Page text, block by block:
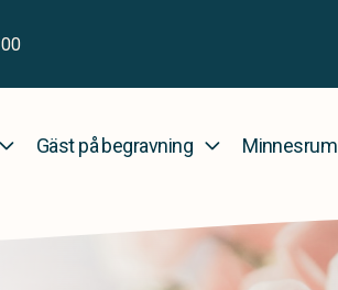
Gäst på begravning Minnesrum